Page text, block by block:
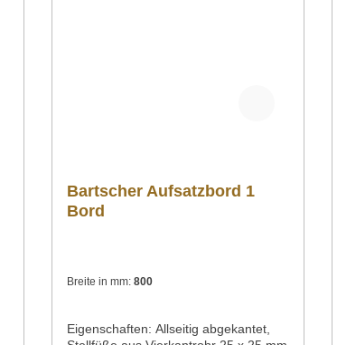
Bartscher Aufsatzbord 1
Bord
Breite in mm:800
Eigenschaften: Allseitig abgekantet,